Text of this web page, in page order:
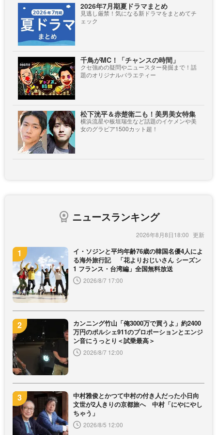
2026年7月期夏ドラマまとめ
見逃し厳禁！気になる新ドラマをまとめてチ
ェック
千鳥がMC！「チャンスの時間」
クセ強めの疑問やニュースター発掘まで！話
題のオリジナルバラエティー
松下洸平＆赤楚衛二も！美男美女特集
横浜流星や板垣瑞生など話題のイケメンや美
女のグラビア1500カット超！
ニュースランキング
2026年8月8日18:00
イ・ソジンと平均年齢76歳の韓国名優4人によ
る海外旅行記 「花よりおじいさん シーズン
1 フランス・台湾編」全国無料放送
2026/8/7 17:00
カンニング竹山「俺3000万で買うよ」約2400
万円のポルシェ911のプロポーションとエンジ
ン音にうっとり＜試乗最高＞
2026/8/7 12:00
中村雅俊とかつて中村の付き人だった小日向
文世が2人きりの京都旅へ 中村「にやにやし
ちゃう」
2026/8/5 12:00